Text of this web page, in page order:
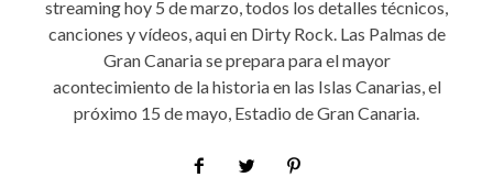
streaming hoy 5 de marzo, todos los detalles técnicos,
canciones y vídeos, aqui en Dirty Rock. Las Palmas de
Gran Canaria se prepara para el mayor
acontecimiento de la historia en las Islas Canarias, el
próximo 15 de mayo, Estadio de Gran Canaria.